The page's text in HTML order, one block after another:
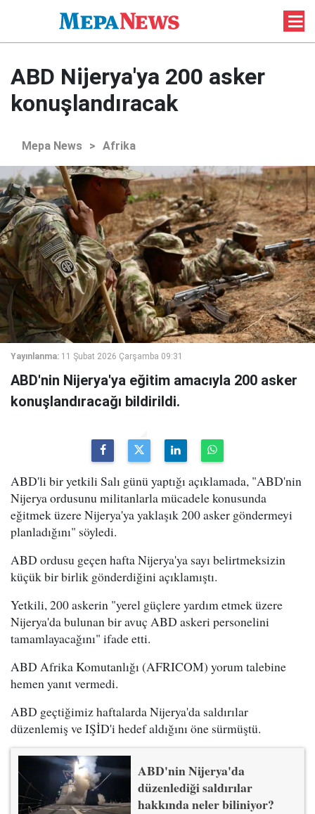
ABD Nijerya'ya 200 asker
konuşlandıracak
Mepa News > Afrika
Yayınlanma: 11 Şubat 2026 Çarşamba 09:31
ABD'nin Nijerya'ya eğitim amacıyla 200 asker
konuşlandıracağı bildirildi.
ABD'li bir yetkili Salı günü yaptığı açıklamada, "ABD'nin
Nijerya ordusunu militanlarla mücadele konusunda
eğitmek üzere Nijerya'ya yaklaşık 200 asker göndermeyi
planladığını" söyledi.
ABD ordusu geçen hafta Nijerya'ya sayı belirtmeksizin
küçük bir birlik gönderdiğini açıklamıştı.
Yetkili, 200 askerin "yerel güçlere yardım etmek üzere
Nijerya'da bulunan bir avuç ABD askeri personelini
tamamlayacağını" ifade etti.
ABD Afrika Komutanlığı (AFRICOM) yorum talebine
hemen yanıt vermedi.
ABD geçtiğimiz haftalarda Nijerya'da saldırılar
düzenlemiş ve IŞİD'i hedef aldığını öne sürmüştü.
ABD'nin Nijerya'da
düzenlediği saldırılar
hakkında neler biliniyor?